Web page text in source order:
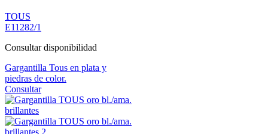
TOUS
E11282/1
Consultar disponibilidad
Gargantilla Tous en plata y
piedras de color.
Consultar